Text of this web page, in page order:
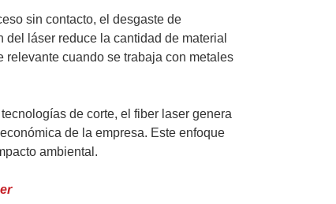
sin contacto, el desgaste de
láser reduce la cantidad de material
cuando se trabaja con metales
de corte, el fiber laser genera
de la empresa. Este enfoque
ambiental.